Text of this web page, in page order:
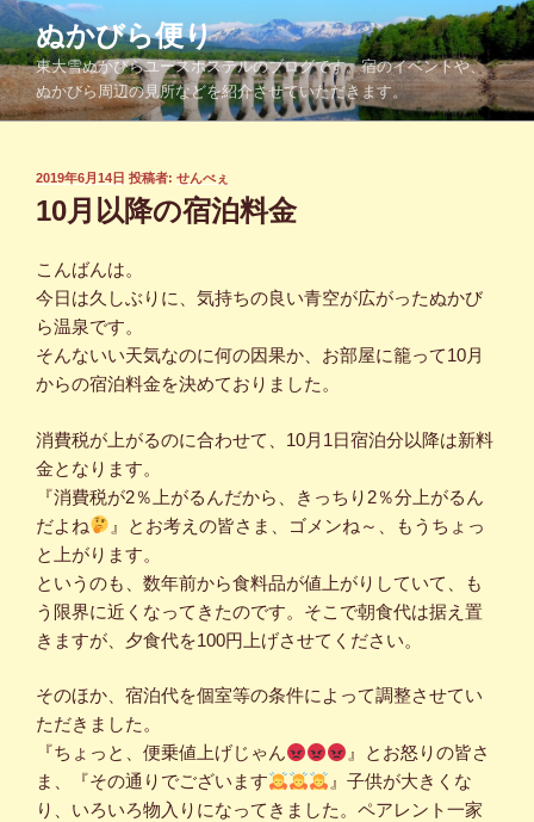
コ
ン
テ
ン
ツ
ぬかびら便り
東大雪ぬかびらユースホステルのブログです。宿のイベントや、
ぬかびら周辺の見所などを紹介させていただきます。
投
稿
日:
2019年6月14日 投稿者: せんべぇ
10月以降の宿泊料金
こんばんは。
今日は久しぶりに、気持ちの良い青空が広がったぬかび
ら温泉です。
そんないい天気なのに何の因果か、お部屋に籠って10月
からの宿泊料金を決めておりました。
消費税が上がるのに合わせて、10月1日宿泊分以降は新料
金となります。
『消費税が2％上がるんだから、きっちり2％分上がるん
だよね
』とお考えの皆さま、ゴメンね～、もうちょっ
と上がります。
というのも、数年前から食料品が値上がりしていて、も
う限界に近くなってきたのです。そこで朝食代は据え置
きますが、夕食代を100円上げさせてください。
そのほか、宿泊代を個室等の条件によって調整させてい
ただきました。
『ちょっと、便乗値上げじゃん
』とお怒りの皆さ
ま、『その通りでございます
』子供が大きくな
り、いろいろ物入りになってきました。ペアレント一家